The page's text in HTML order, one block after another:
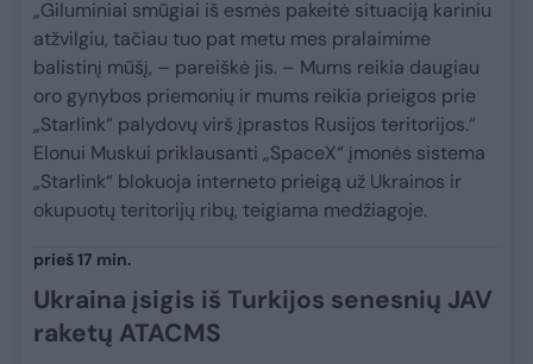
„Giluminiai smūgiai iš esmės pakeitė situaciją kariniu
atžvilgiu, tačiau tuo pat metu mes pralaimime
balistinį mūšį, – pareiškė jis. – Mums reikia daugiau
oro gynybos priemonių ir mums reikia prieigos prie
„Starlink“ palydovų virš įprastos Rusijos teritorijos.“
Elonui Muskui priklausanti „SpaceX“ įmonės sistema
„Starlink“ blokuoja interneto prieigą už Ukrainos ir
okupuotų teritorijų ribų, teigiama medžiagoje.
prieš 17 min.
Ukraina įsigis iš Turkijos senesnių JAV
raketų ATACMS